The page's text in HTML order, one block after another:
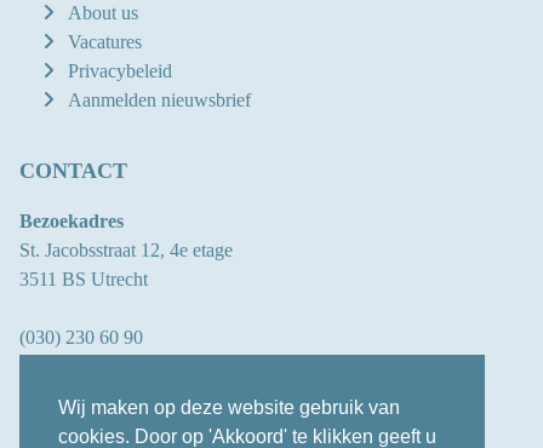
Wij maken op deze website gebruik van
cookies. Door op 'Akkoord' te klikken geeft u
About us
Vacatures
Privacybeleid
Aanmelden nieuwsbrief
CONTACT
Bezoekadres
St. Jacobsstraat 12, 4e etage
3511 BS Utrecht
(030) 230 60 90